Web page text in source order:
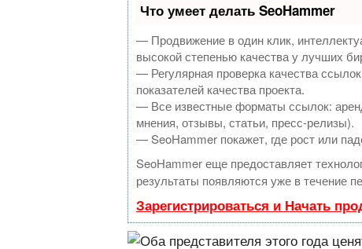
Что умеет делать SeoHammer
— Продвижение в один клик,
высокой степенью качества у лучших
— Регулярная проверка качества
показателей качества проекта.
— Все известные форматы ссылок:
мнения, отзывы, статьи, пресс-релизы).
— SeoHammer покажет, где рост или
SeoHammer еще предоставляет
результаты появляются уже в течение
Зарегистрироваться и Начать